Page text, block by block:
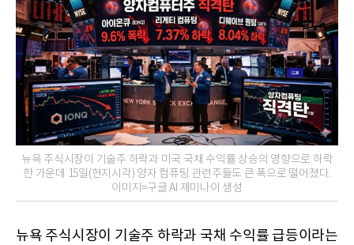
뉴욕 주식시장이 기술주 하락과 미국 국채 수익률 상승의 영향으로 하락
한 가운데 15일(현지시각) 양자 컴퓨팅 관련주들도 큰 폭으로 떨어졌다.
이미지=구글 AI 제미나이 생성
뉴욕 주식시장이 기술주 하락과 국채 수익률 급등이라는